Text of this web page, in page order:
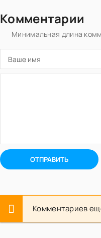
Комментарии
Минимальная длина
ОТПРАВИТЬ
Комментариев